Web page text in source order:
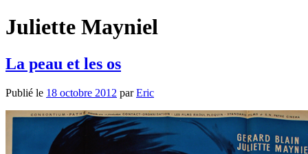
Juliette Mayniel
La peau et les os
Publié le 18 octobre 2012 parEric